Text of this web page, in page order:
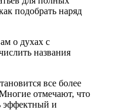
подобрать наряд
о духах с
названия
все более
отмечают, что
эффектный и